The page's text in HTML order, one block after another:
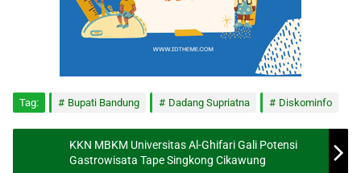
Tag: Bupati Bandung Dadang Supriatna Diskominfo
KKN MBKM Universitas Al-Ghifari Gali Potensi
Gastrowisata Tape Singkong Cikawung